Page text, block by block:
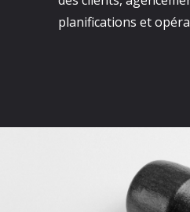
planifications et